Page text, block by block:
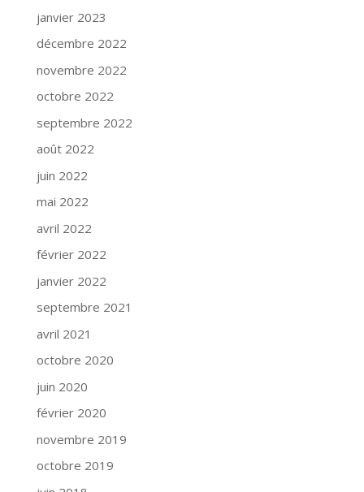
janvier 2023
décembre 2022
novembre 2022
octobre 2022
septembre 2022
août 2022
juin 2022
mai 2022
avril 2022
février 2022
janvier 2022
septembre 2021
avril 2021
octobre 2020
juin 2020
février 2020
novembre 2019
octobre 2019